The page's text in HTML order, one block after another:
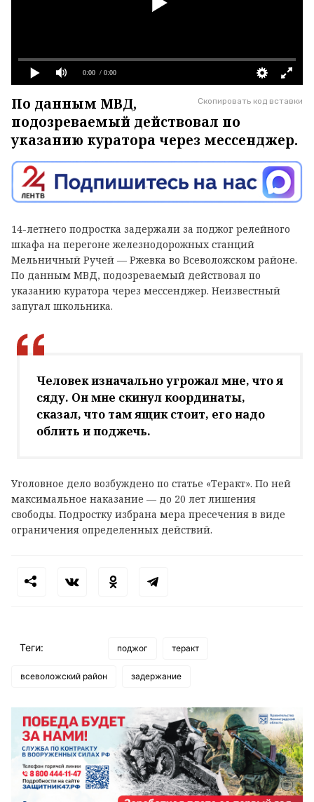
0:00 / 0:00
Скопировать код вставки
По данным МВД,
подозреваемый действовал по
указанию куратора через мессенджер.
14-летнего подростка задержали за поджог релейного
шкафа на перегоне железнодорожных станций
Мельничный Ручей — Ржевка во Всеволожском районе.
По данным МВД, подозреваемый действовал по
указанию куратора через мессенджер. Неизвестный
запугал школьника.
Человек изначально угрожал мне, что я
сяду. Он мне скинул координаты,
сказал, что там ящик стоит, его надо
облить и поджечь.
Уголовное дело возбуждено по статье «Теракт». По ней
максимальное наказание — до 20 лет лишения
свободы. Подростку избрана мера пресечения в виде
ограничения определенных действий.
Теги: поджог теракт
всеволожский район задержание